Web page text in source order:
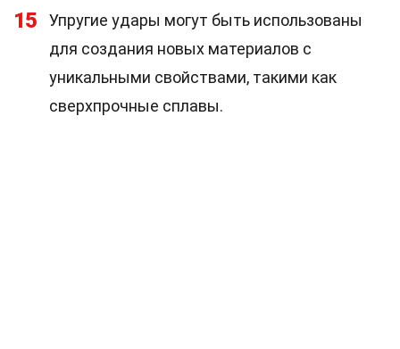
15
Упругие удары могут быть использованы
для создания новых материалов с
уникальными свойствами, такими как
сверхпрочные сплавы.